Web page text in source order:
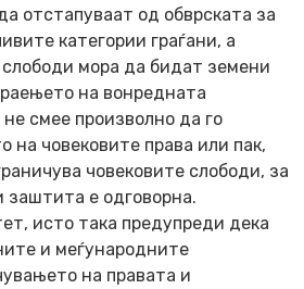
отстапуваат од обврската за
категории граѓани, а
слободи мора да бидат земени
на вонредната
смее произволно да го
на човековите права или пак,
човековите слободи, за
заштита е одговорна.
исто така предупреди дека
и меѓународните
на правата и